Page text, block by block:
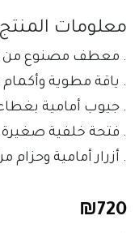
معلومات المنتج
. معطف مصنوع من
. ياقة مطوية
. جيوب أمامية
. فتحة خلفية صغيرة
. أزرار أمامية
₪720